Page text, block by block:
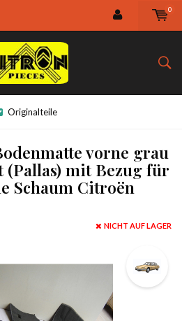
0
Originalteile
vorne grau
mit Bezug für
Schaum Citroën
NICHT AUF LAGER